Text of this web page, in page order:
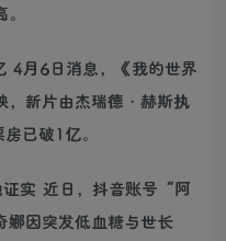
4月6日消息，《我的世界
，新片由杰瑞德・赫斯执
已破1亿。
实 近日，抖音账号“阿
因突发低血糖与世长